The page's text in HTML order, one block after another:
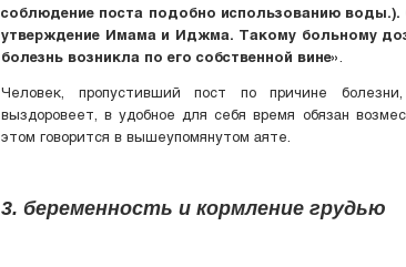
соблюдение поста подобно использованию
утверждение Имама и Иджма. Такому больному
болезнь возникла по его собственной вине»
Человек, пропустивший пост по причине
выздоровеет, в удобное для себя время обязан
этом говорится в вышеупомянутом аяте.
3. беременность и кормление грудью